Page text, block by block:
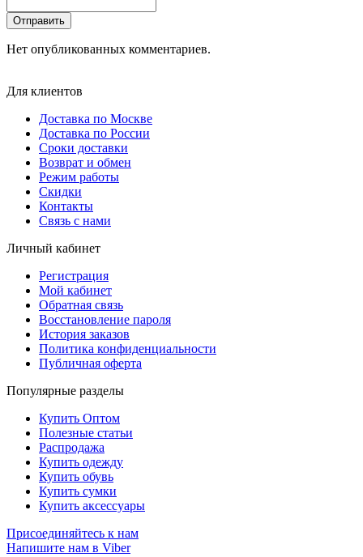
Отправить
Нет опубликованных комментариев.
Для клиентов
Доставка по Москве
Доставка по России
Сроки доставки
Возврат и обмен
Режим работы
Скидки
Контакты
Связь с нами
Личный кабинет
Регистрация
Мой кабинет
Обратная связь
Восстановление пароля
История заказов
Политика конфиденциальности
Публичная оферта
Популярные разделы
Купить Оптом
Полезные статьи
Распродажа
Купить одежду
Купить обувь
Купить сумки
Купить аксессуары
Присоединяйтесь к нам
Напишите нам в Viber